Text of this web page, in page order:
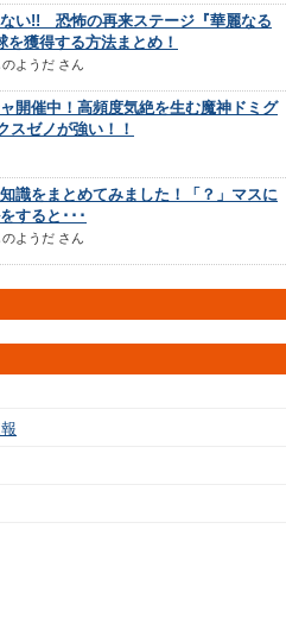
ない!! 恐怖の再来ステージ『華麗なる
獲得する方法まとめ！
ようだ さん
開催中！高頻度気絶を生む魔神ドミグ
スゼノが強い！！
識をまとめてみました！「？」マスに
すると･･･
ようだ さん